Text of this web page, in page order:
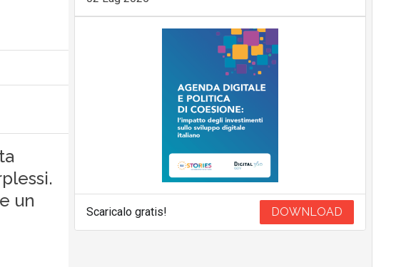
un
Scaricalo gratis! DOWNLOAD